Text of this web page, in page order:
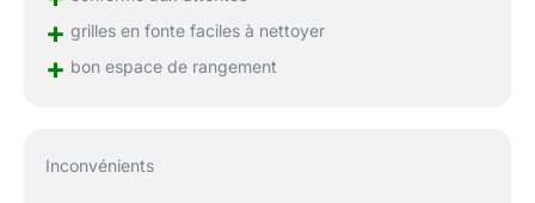
+ grilles en fonte faciles à nettoyer
+ bon espace de rangement
Inconvénients